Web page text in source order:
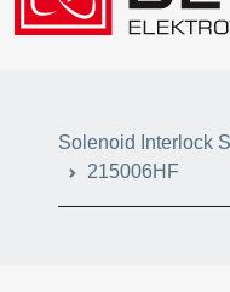
Solenoid Interlock
215006HF
• SIBA
• ORION FANS